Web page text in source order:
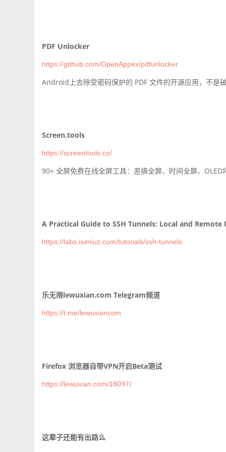
PDF Unlocker
https://github.com/OpenAppex/pdfunlocker
Android上去除受密码保护的 PDF 文件的开源应用，不是
Screen.tools
https://screentools.co/
90+ 全屏免费在线全屏工具：恶搞全屏、时间全屏、OLED
A Practical Guide to SSH Tunnels: Local and
https://labs.iximiuz.com/tutorials/ssh-tunnels
乐无限lewuxian.com Telegram频道
https://t.me/lewuxiancom
Firefox 浏览器自带VPN开启Beta测试
https://lewuxian.com/18097/
这辈子还能有出路么